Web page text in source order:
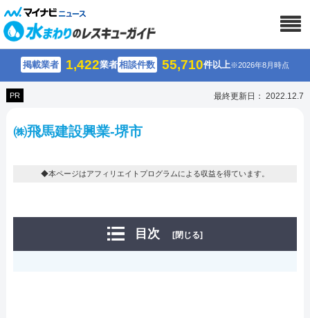
掲載業者 1,422業者相談件数 55,710件以上※2026年8月時点
PR 最終更新日： 2022.12.7
㈱飛馬建設興業-堺市
◆本ページはアフィリエイトプログラムによる収益を得ています。
目次 [閉じる]